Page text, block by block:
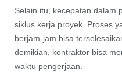
Selain itu, kecepatan dalam
siklus kerja proyek. Proses
berjam-jam bisa
demikian, kontraktor bisa
waktu pengerjaan.